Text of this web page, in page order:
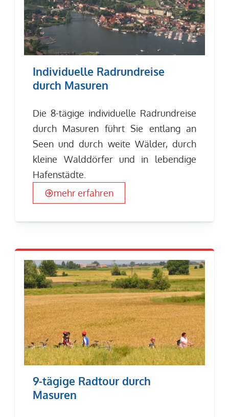
Individuelle Radrundreise
durch Masuren
Die 8-tägige individuelle Radrundreise
durch Masuren führt Sie entlang an
Seen und durch weite Wälder, durch
kleine Walddörfer und in lebendige
Hafenstädte.
mehr erfahren
9-tägige Radtour durch
Masuren